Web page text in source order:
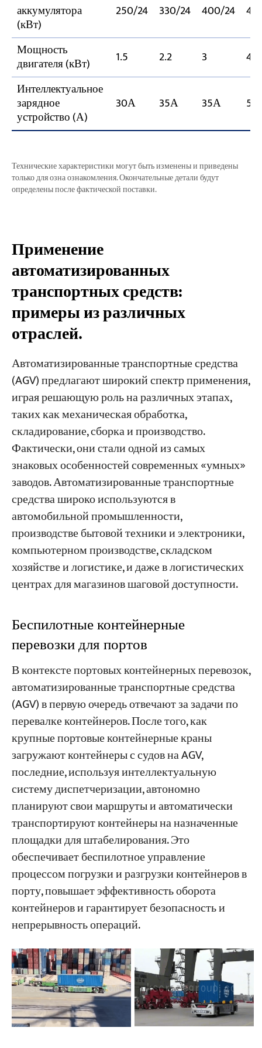
аккумулятора
(кВт)
250/24 330/24 400/24
Мощность
двигателя (кВт) 1.5 2.2 3
4
Интеллектуальное
зарядное
устройство (А)
30А 35А 35А
Технические характеристики могут быть изменены и приведены
только для озна ознакомления. Окончательные детали будут
определены после фактической поставки.
Применение
автоматизированных
транспортных средств:
примеры из различных
отраслей.
Автоматизированные транспортные средства
(AGV) предлагают широкий спектр применения,
играя решающую роль на различных этапах,
таких как механическая обработка,
складирование, сборка и производство.
Фактически, они стали одной из самых
знаковых особенностей современных «умных»
заводов. Автоматизированные транспортные
средства широко используются в
автомобильной промышленности,
производстве бытовой техники и электроники,
компьютерном производстве, складском
хозяйстве и логистике, и даже в логистических
центрах для магазинов шаговой доступности.
Беспилотные контейнерные
перевозки для портов
В контексте портовых контейнерных перевозок,
автоматизированные транспортные средства
(AGV) в первую очередь отвечают за задачи по
перевалке контейнеров. После того, как
крупные портовые контейнерные краны
загружают контейнеры с судов на AGV,
последние, используя интеллектуальную
систему диспетчеризации, автономно
планируют свои маршруты и автоматически
транспортируют контейнеры на назначенные
площадки для штабелирования. Это
обеспечивает беспилотное управление
процессом погрузки и разгрузки контейнеров в
порту, повышает эффективность оборота
контейнеров и гарантирует безопасность и
непрерывность операций.